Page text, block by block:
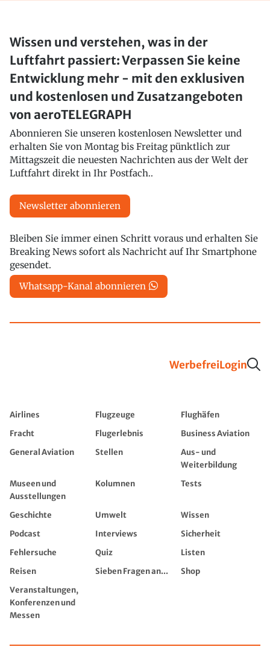
Wissen und verstehen, was in der
Luftfahrt passiert: Verpassen Sie keine
Entwicklung mehr - mit den exklusiven
und kostenlosen und Zusatzangeboten
von aeroTELEGRAPH
Abonnieren Sie unseren kostenlosen Newsletter und
erhalten Sie von Montag bis Freitag pünktlich zur
Mittagszeit die neuesten Nachrichten aus der Welt der
Luftfahrt direkt in Ihr Postfach..
Newsletter abonnieren
Bleiben Sie immer einen Schritt voraus und erhalten Sie
Breaking News sofort als Nachricht auf Ihr Smartphone
gesendet.
Whatsapp-Kanal abonnieren
WerbefreiLogin
Airlines Flugzeuge
Flughäfen
Fracht
Flugerlebnis
Business Aviation
General Aviation
Stellen
Aus- und
Weiterbildung
Museen und
Ausstellungen
Kolumnen Tests
Geschichte Umwelt
Wissen
Podcast
Interviews
Sicherheit
Fehlersuche
Quiz
Listen
Reisen
Sieben Fragen an...
Shop
Veranstaltungen,
Konferenzen und
Messen